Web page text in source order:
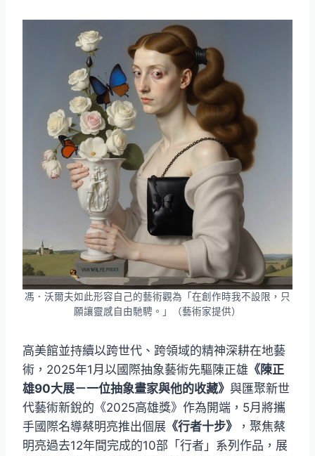
馮．沃爾夫如此形容自己的藝術觀為「在創作時我不設限，只
願讓靈感自由馳騁。」（藝術家提供）
高美館並持續以跨世代、跨領域的精神深耕在地藝
術，2025年1月以國際抽象藝術先驅陳正雄 《陳正
雄90大展－一位抽象畫家與他的收藏》 與匯聚新世
代藝術新銳的《2025高雄獎》作為開端，5月將攜
手國際名導蔡明亮推出個展 《行者十步》
，聚焦蔡
明亮過去12年間完成的10部「行者」系列作品，展